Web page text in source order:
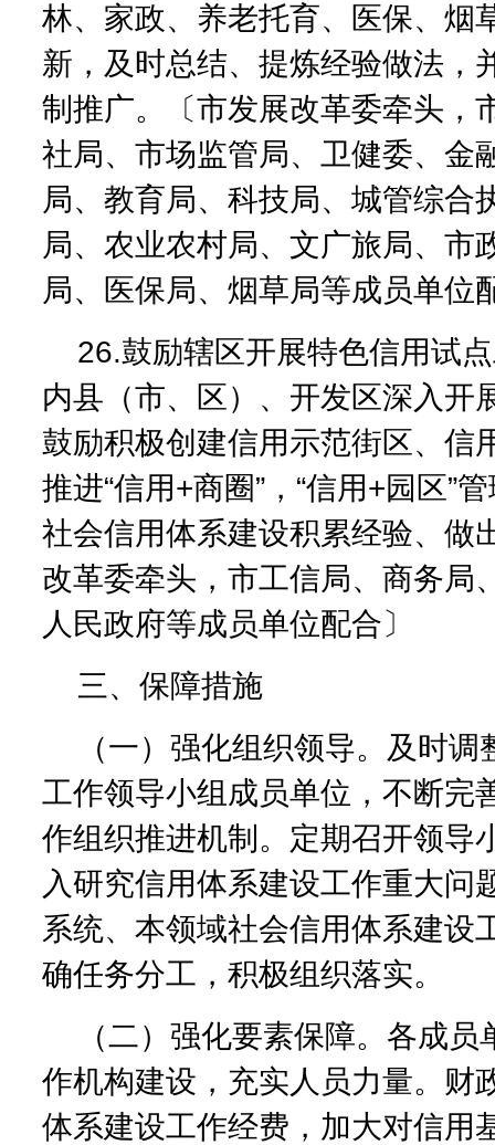
林、家政、养老托育、医保、烟
新，及时总结、提炼经验做法，
制推广。〔市发展改革委牵头，
社局、市场监管局、卫健委、金
局、教育局、科技局、城管综合
局、农业农村局、文广旅局、市
局、医保局、烟草局等成员单位
26.鼓励辖区开展特色信用试
内县（市、区）、开发区深入开
鼓励积极创建信用示范街区、信
推进“信用+商圈”，“信用+园区”
社会信用体系建设积累经验、做
改革委牵头，市工信局、商务局
人民政府等成员单位配合〕
三、保障措施
（一）强化组织领导。及时
工作领导小组成员单位，不断完
作组织推进机制。定期召开领导
入研究信用体系建设工作重大问
系统、本领域社会信用体系建设
确任务分工，积极组织落实。
（二）强化要素保障。各成
作机构建设，充实人员力量。财
体系建设工作经费，加大对信用